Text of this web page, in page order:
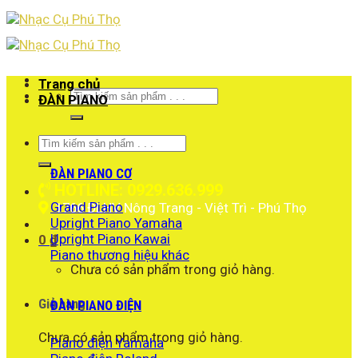
Skip
content
Tìm
kiếm:
Tìm
kiếm:
HOTLINE: 0929.636.999
1766 ĐLHV Nông Trang - Việt Trì - Phú Thọ
0 ₫
Chưa có sản phẩm trong giỏ hàng.
Giỏ hàng
Chưa có sản phẩm trong giỏ hàng.
Trang chủ
ĐÀN PIANO
ĐÀN PIANO CƠ
Grand Piano
Upright Piano Yamaha
Upright Piano Kawai
Piano thương hiệu khác
ĐÀN PIANO ĐIỆN
Piano điện Yamaha